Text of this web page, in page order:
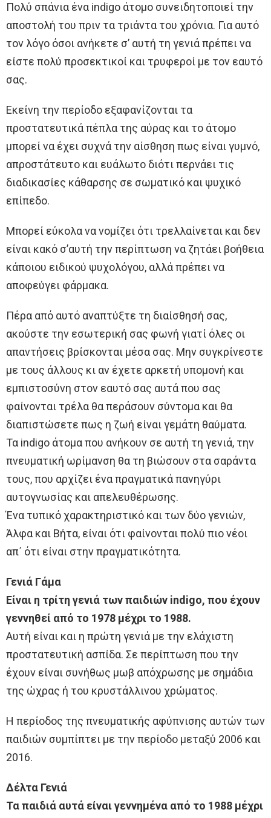
Πολύ σπάνια ένα indigo άτομο συνειδητοποιεί την
αποστολή του πριν τα τριάντα του χρόνια. Για αυτό
τον λόγο όσοι ανήκετε σ’ αυτή τη γενιά πρέπει να
είστε πολύ προσεκτικοί και τρυφεροί με τον εαυτό
σας.
Εκείνη την περίοδο εξαφανίζονται τα
προστατευτικά πέπλα της αύρας και το άτομο
μπορεί να έχει συχνά την αίσθηση πως είναι γυμνό,
απροστάτευτο και ευάλωτο διότι περνάει τις
διαδικασίες κάθαρσης σε σωματικό και ψυχικό
επίπεδο.
Μπορεί εύκολα να νομίζει ότι τρελλαίνεται και δεν
είναι κακό σ’αυτή την περίπτωση να ζητάει βοήθεια
κάποιου ειδικού ψυχολόγου, αλλά πρέπει να
αποφεύγει φάρμακα.
Πέρα από αυτό αναπτύξτε τη διαίσθησή σας,
ακούστε την εσωτερική σας φωνή γιατί όλες οι
απαντήσεις βρίσκονται μέσα σας. Μην συγκρίνεστε
με τους άλλους κι αν έχετε αρκετή υπομονή και
εμπιστοσύνη στον εαυτό σας αυτά που σας
φαίνονται τρέλα θα περάσουν σύντομα και θα
διαπιστώσετε πως η ζωή είναι γεμάτη θαύματα.
Τα indigo άτομα που ανήκουν σε αυτή τη γενιά, την
πνευματική ωρίμανση θα τη βιώσουν στα σαράντα
τους, που αρχίζει ένα πραγματικά πανηγύρι
αυτογνωσίας και απελευθέρωσης.
Ένα τυπικό χαρακτηριστικό και των δύο γενιών,
Άλφα και Βήτα, είναι ότι φαίνονται πολύ πιο νέοι
απ΄ ότι είναι στην πραγματικότητα.
Γενιά Γάμα
Είναι η τρίτη γενιά των παιδιών indigo, που έχουν
γεννηθεί από το 1978 μέχρι το 1988.
Αυτή είναι και η πρώτη γενιά με την ελάχιστη
προστατευτική ασπίδα. Σε περίπτωση που την
έχουν είναι συνήθως μωβ απόχρωσης με σημάδια
της ώχρας ή του κρυστάλλινου χρώματος.
Η περίοδος της πνευματικής αφύπνισης αυτών των
παιδιών συμπίπτει με την περίοδο μεταξύ 2006 και
2016.
Δέλτα Γενιά
Τα παιδιά αυτά είναι γεννημένα από το 1988 μέχρι